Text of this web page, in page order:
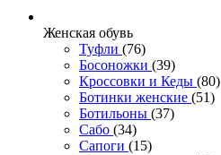
Женcкая обувь
Туфли (76)
Босоножки (39)
Кроссовки и Кеды (80)
Ботинки женские (51)
Ботильоны (37)
Сабо (34)
Сапоги (15)